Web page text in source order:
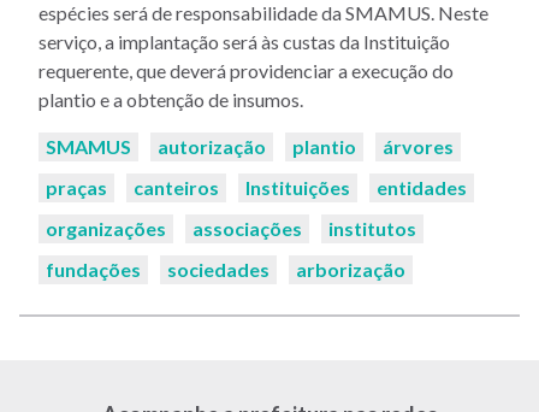
espécies será de responsabilidade da SMAMUS. Neste
serviço, a implantação será às custas da Instituição
requerente, que deverá providenciar a execução do
plantio e a obtenção de insumos.
Palavras-
SMAMUS autorização plantio
árvores
praças
canteiros Instituições
entidades
organizações
associações
institutos
fundações
sociedades arborização